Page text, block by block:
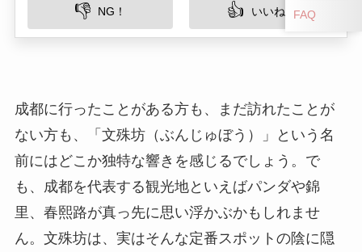
👎 NG！ 👍 いいね！
成都に行ったことがある方も、まだ訪れたことが
ない方も、「文殊坊（ぶんじゅぼう）」という名
前にはどこか独特な響きを感じるでしょう。で
も、成都を代表する観光地といえばパンダや錦
里、春熙路が真っ先に思い浮かぶかもしれませ
ん。文殊坊は、実はそんな定番スポットの陰に隠
FAQ